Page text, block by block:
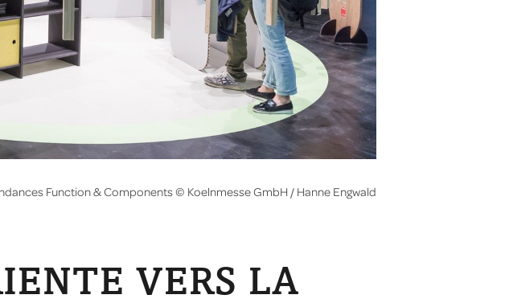
Function & Components © Koelnmesse GmbH / Hanne Engwald
VERS LA